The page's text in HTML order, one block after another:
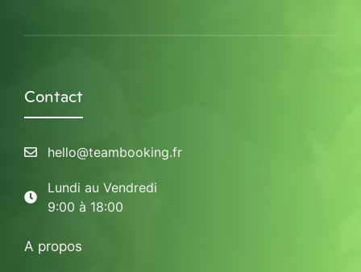
Contact
hello@teambooking.fr
Lundi au Vendredi
9:00 à 18:00
A propos